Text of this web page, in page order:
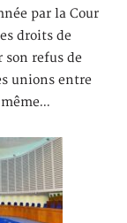
par la Cour
droits de
son refus de
unions entre